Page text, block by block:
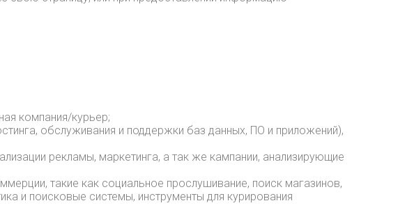
компания/курьер;
обслуживания и поддержки баз данных, ПО и приложений),
рекламы, маркетинга, а так же кампании, анализирующие
такие как социальное прослушивание, поиск магазинов,
и поисковые системы, инструменты для курирования